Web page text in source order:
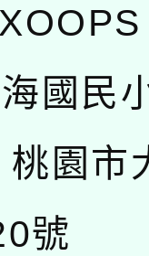
XOOPS
國民
園市
號